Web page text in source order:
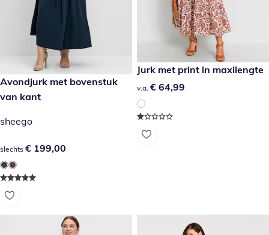
€ 199,00
Avondjurk met bovenstuk
van kant
sheego
€ 199,00
slechts € 199,00
€ 64,99
Jurk met print in maxilengte
€ 64,99
v.a. € 64,99